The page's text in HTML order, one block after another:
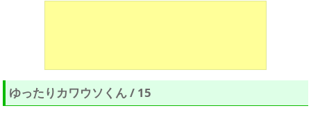
ゆったりカワウソくん / 15